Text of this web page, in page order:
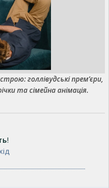
голлівудські прем’єри,
та сімейна анімація.
!